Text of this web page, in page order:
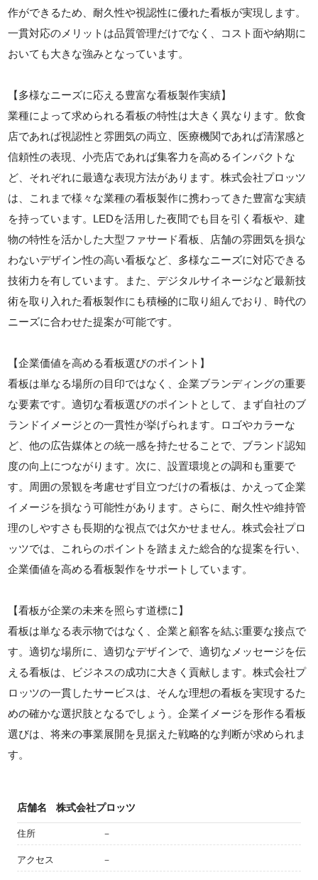
作ができるため、耐久性や視認性に優れた看板が実現します。
一貫対応のメリットは品質管理だけでなく、コスト面や納期に
おいても大きな強みとなっています。
【多様なニーズに応える豊富な看板製作実績】
業種によって求められる看板の特性は大きく異なります。飲食
店であれば視認性と雰囲気の両立、医療機関であれば清潔感と
信頼性の表現、小売店であれば集客力を高めるインパクトな
ど、それぞれに最適な表現方法があります。株式会社プロッツ
は、これまで様々な業種の看板製作に携わってきた豊富な実績
を持っています。LEDを活用した夜間でも目を引く看板や、建
物の特性を活かした大型ファサード看板、店舗の雰囲気を損な
わないデザイン性の高い看板など、多様なニーズに対応できる
技術力を有しています。また、デジタルサイネージなど最新技
術を取り入れた看板製作にも積極的に取り組んでおり、時代の
ニーズに合わせた提案が可能です。
【企業価値を高める看板選びのポイント】
看板は単なる場所の目印ではなく、企業ブランディングの重要
な要素です。適切な看板選びのポイントとして、まず自社のブ
ランドイメージとの一貫性が挙げられます。ロゴやカラーな
ど、他の広告媒体との統一感を持たせることで、ブランド認知
度の向上につながります。次に、設置環境との調和も重要で
す。周囲の景観を考慮せず目立つだけの看板は、かえって企業
イメージを損なう可能性があります。さらに、耐久性や維持管
理のしやすさも長期的な視点では欠かせません。株式会社プロ
ッツでは、これらのポイントを踏まえた総合的な提案を行い、
企業価値を高める看板製作をサポートしています。
【看板が企業の未来を照らす道標に】
看板は単なる表示物ではなく、企業と顧客を結ぶ重要な接点で
す。適切な場所に、適切なデザインで、適切なメッセージを伝
える看板は、ビジネスの成功に大きく貢献します。株式会社プ
ロッツの一貫したサービスは、そんな理想の看板を実現するた
めの確かな選択肢となるでしょう。企業イメージを形作る看板
選びは、将来の事業展開を見据えた戦略的な判断が求められま
す。
店舗名 株式会社プロッツ
住所 －
アクセス －